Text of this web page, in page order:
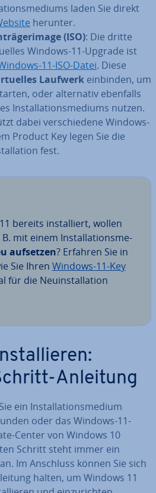
laden Sie direkt
herunter.
(ISO): Die dritte
Windows-11-Upgrade ist
11-ISO-Datei. Diese
Laufwerk einbinden, um
oder al­ter­na­tiv ebenfalls
In­stal­la­ti­ons­me­di­ums nutzen.
dabei ver­schie­de­ne Windows-
Product Key legen Sie die
fest.
bereits in­stal­liert, wollen
B. mit einem In­stal­la­ti­ons­me­
aufsetzen? Erfahren Sie in
Sie Ihren Windows-11-Key
für die Neu­in­stal­la­ti­on
Anleitung
ein In­stal­la­ti­ons­me­di­um
oder das Windows-11-
Center von Windows 10
Schritt steht immer ein
an. Im Anschluss können Sie sich
halten, um Windows 11